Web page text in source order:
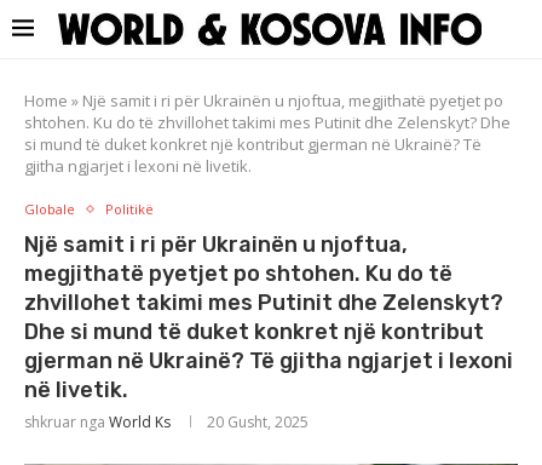
Home » Një samit i ri për Ukrainën u njoftua, megjithatë pyetjet po
shtohen. Ku do të zhvillohet takimi mes Putinit dhe Zelenskyt? Dhe
si mund të duket konkret një kontribut gjerman në Ukrainë? Të
gjitha ngjarjet i lexoni në livetik.
Globale Politikë
Një samit i ri për Ukrainën u njoftua,
megjithatë pyetjet po shtohen. Ku do të
zhvillohet takimi mes Putinit dhe Zelenskyt?
Dhe si mund të duket konkret një kontribut
gjerman në Ukrainë? Të gjitha ngjarjet i lexoni
në livetik.
shkruar nga World Ks 20 Gusht, 2025